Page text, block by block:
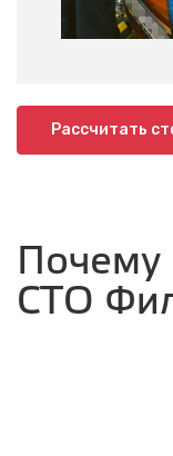
Рассчитать
Почему
СТО